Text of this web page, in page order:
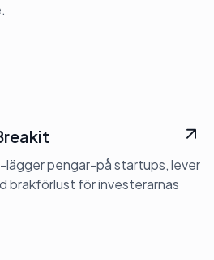
lägger pengar-på startups, lever
brakförlust för investerarnas